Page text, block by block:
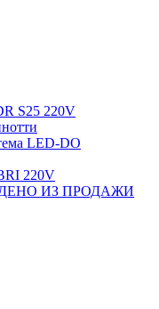
S25 220V
LED-DO
220V
ИЗ ПРОДАЖИ